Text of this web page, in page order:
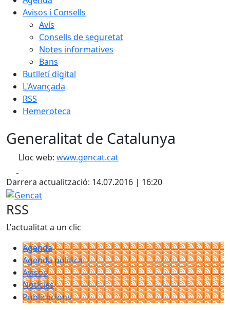
Avisos i Consells
Avís
Consells de seguretat
Notes informatives
Bans
Butlletí digital
L'Avançada
RSS
Hemeroteca
Generalitat de Catalunya
Lloc web: www.gencat.cat
Darrera actualització: 14.07.2016 | 16:20
Gencat
RSS
L'actualitat a un clic
Agenda
Agenda política
Avisos
Notícies
Publicacions